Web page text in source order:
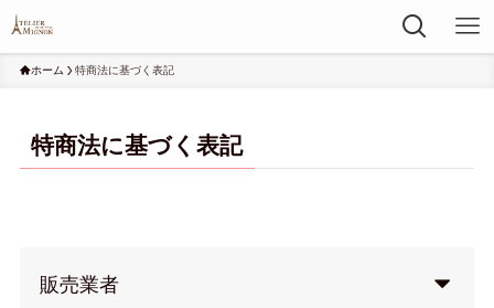
ホーム 特商法に基づく表記
特商法に基づく表記
販売業者